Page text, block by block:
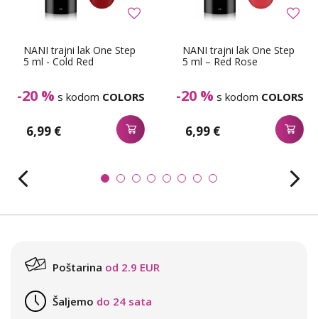
NANI trajni lak One Step
5 ml - Cold Red
-20 % s kodom COLORS
6,99 €
NANI trajni lak One Step
5 ml – Red Rose
-20 % s kodom COLORS
6,99 €
Poštarina od 2.9 EUR
Šaljemo do 24 sata